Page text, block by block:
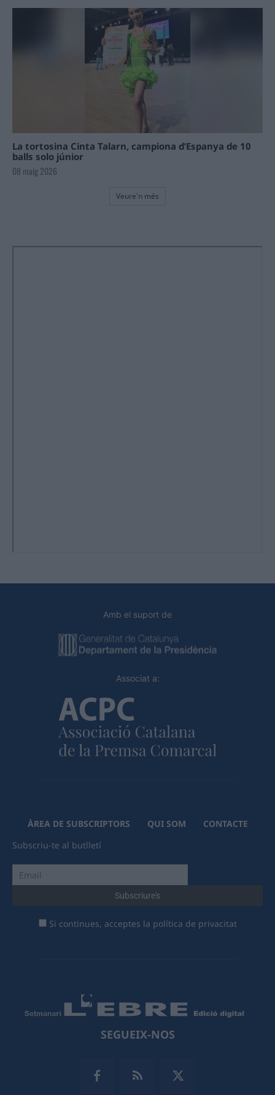
La tortosina Cinta Talarn, campiona d’Espanya de 10
balls solo júnior
08 maig 2026
Veure'n més
Amb el suport de
Associat a:
ÀREA DE SUBSCRIPTORS QUI SOM
CONTACTE
Subscriu-te al butlletí
Si continues, acceptes la política de privacitat
SEGUEIX-NOS